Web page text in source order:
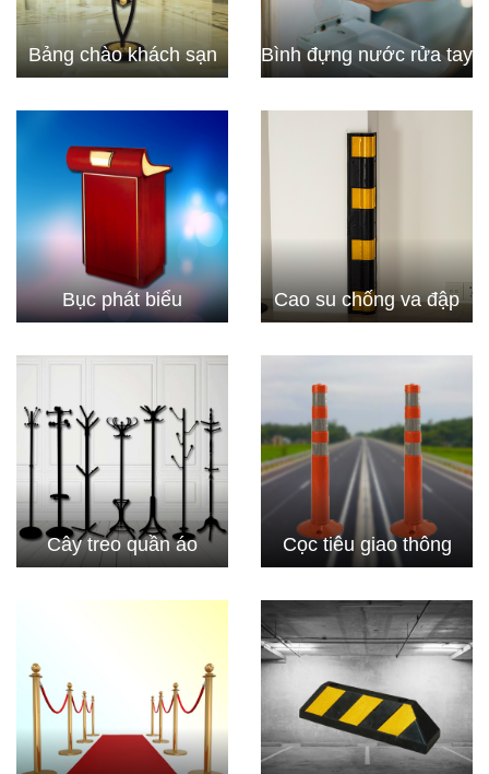
Bảng chào khách sạn Bình đựng nước rửa tay
Bục phát biểu Cao su chống va đập
Cây treo quần áo Cọc tiêu giao thông